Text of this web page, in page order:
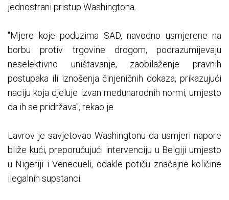
jednostrani pristup Washingtona.
"Mjere koje poduzima SAD, navodno usmjerene na
borbu protiv trgovine drogom, podrazumijevaju
neselektivno uništavanje, zaobilaženje pravnih
postupaka ili iznošenja činjeničnih dokaza, prikazujući
naciju koja djeluje izvan međunarodnih normi, umjesto
da ih se pridržava", rekao je.
Lavrov je savjetovao Washingtonu da usmjeri napore
bliže kući, preporučujući intervenciju u Belgiji umjesto
u Nigeriji i Venecueli, odakle potiču značajne količine
ilegalnih supstanci.